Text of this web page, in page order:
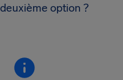
deuxième option ?